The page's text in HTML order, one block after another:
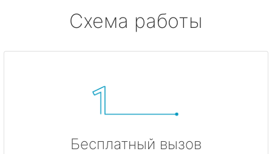
Схема работы
Бесплатный вызов